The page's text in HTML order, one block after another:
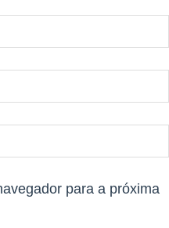
para a próxima